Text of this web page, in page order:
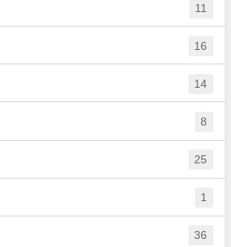
11
16
14
8
25
1
36